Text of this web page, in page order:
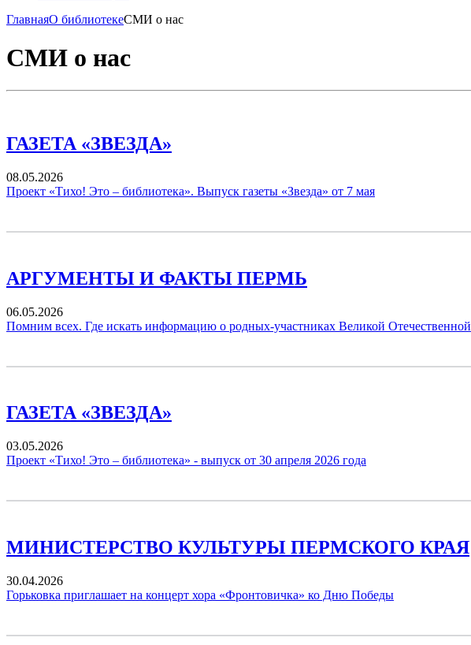
ГлавнаяО библиотекеСМИ о нас
СМИ о нас
ГАЗЕТА «ЗВЕЗДА»
08.05.2026
Проект «Тихо! Это – библиотека». Выпуск газеты «Звезда» от 7 мая
АРГУМЕНТЫ И ФАКТЫ ПЕРМЬ
06.05.2026
Помним всех. Где искать информацию о родных-участниках Великой Отечественной
ГАЗЕТА «ЗВЕЗДА»
03.05.2026
Проект «Тихо! Это – библиотека» - выпуск от 30 апреля 2026 года
МИНИСТЕРСТВО КУЛЬТУРЫ ПЕРМСКОГО КРАЯ
30.04.2026
Горьковка приглашает на концерт хора «Фронтовичка» ко Дню Победы